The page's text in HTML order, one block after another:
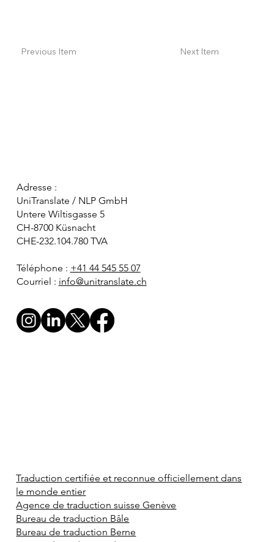
Previous Item Next Item
Adresse :
UniTranslate / NLP GmbH
Untere Wiltisgasse 5
CH-8700 Küsnacht
CHE-232.104.780 TVA
Téléphone : +41 44 545 55 07
Courriel : info@unitranslate.ch
Traduction certifiée et reconnue officiellement dans
le monde entier
Agence de traduction suisse Genève
Bureau de traduction Bâle
Bureau de traduction Berne